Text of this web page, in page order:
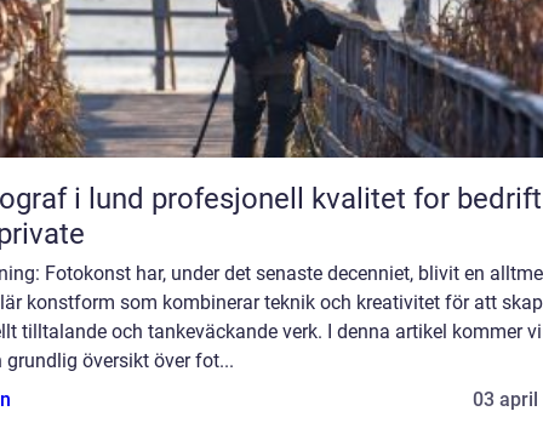
profesjonell kvalitet for bedrifter
Fotokonst har, under det senaste decenniet, blivit en
konstform som kombinerar teknik och kreativitet för att
tilltalande och tankeväckande verk. I denna artikel kommer
grundlig översikt över fot...
03 april